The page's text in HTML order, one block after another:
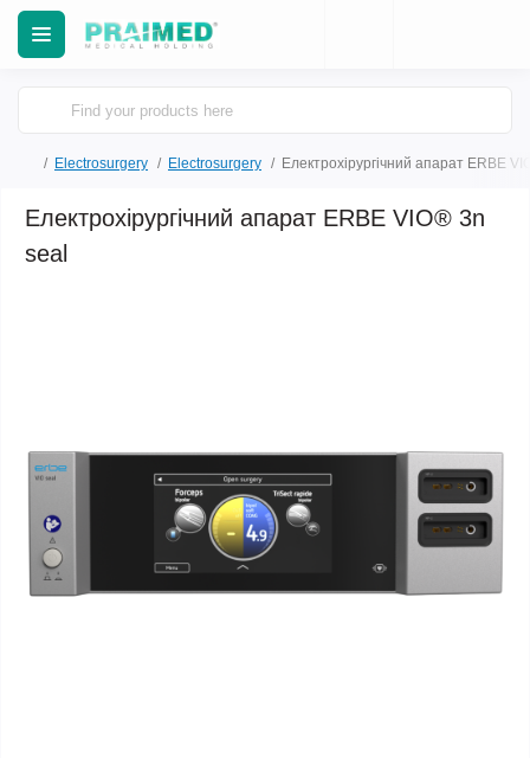
Electrosurgery Electrosurgery Електрохірургічний апарат ERBE
Електрохірургічний апарат ERBE VIO® 3n
seal